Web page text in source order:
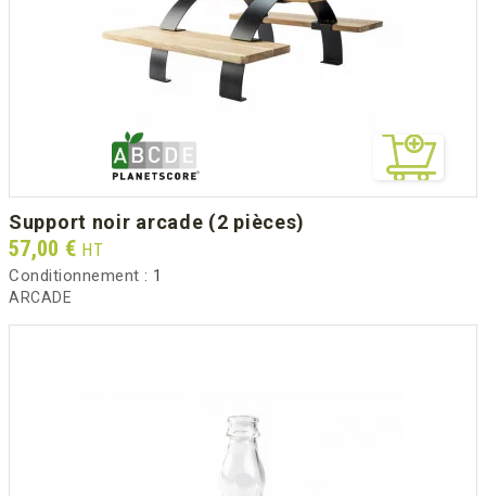
support noir arcade (2 pièces)
Prix
57,00 € HT
Conditionnement : 1
ARCADE